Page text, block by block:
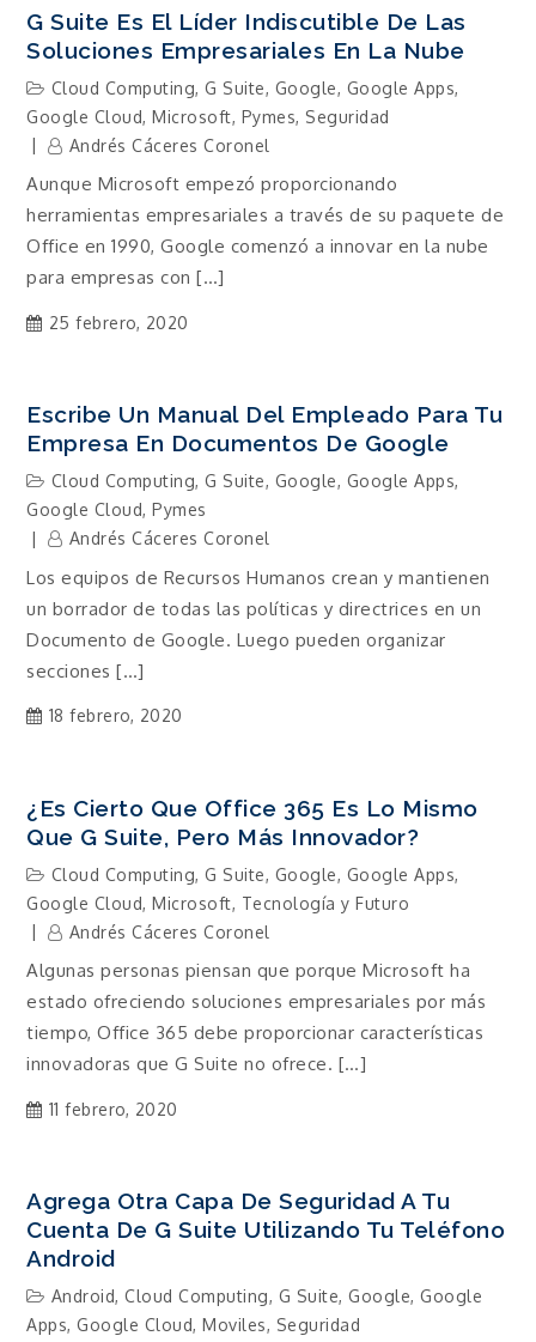
G Suite Es El Líder Indiscutible De Las
Soluciones Empresariales En La Nube
Cloud Computing,G Suite, Google, Google Apps,
Google Cloud,Microsoft, Pymes, Seguridad
Andrés Cáceres Coronel
Aunque Microsoft empezó proporcionando
herramientas empresariales a través de su paquete de
Office en 1990, Google comenzó a innovar en la nube
para empresas con […]
25 febrero, 2020
Escribe Un Manual Del Empleado Para Tu
Empresa En Documentos De Google
Cloud Computing,G Suite, Google, Google Apps,
Google Cloud, Pymes
Andrés Cáceres Coronel
Los equipos de Recursos Humanos crean y mantienen
un borrador de todas las políticas y directrices en un
Documento de Google. Luego pueden organizar
secciones […]
18 febrero, 2020
¿Es Cierto Que Office 365 Es Lo Mismo
Que G Suite, Pero Más Innovador?
Cloud Computing,G Suite, Google, Google Apps,
Google Cloud,Microsoft, Tecnología y Futuro
Andrés Cáceres Coronel
Algunas personas piensan que porque Microsoft ha
estado ofreciendo soluciones empresariales por más
tiempo, Office 365 debe proporcionar características
innovadoras que G Suite no ofrece. […]
11 febrero, 2020
Agrega Otra Capa De Seguridad A Tu
Cuenta De G Suite Utilizando Tu Teléfono
Android
Android,Cloud Computing, G Suite,Google,Google
Apps,Google Cloud, Moviles, Seguridad